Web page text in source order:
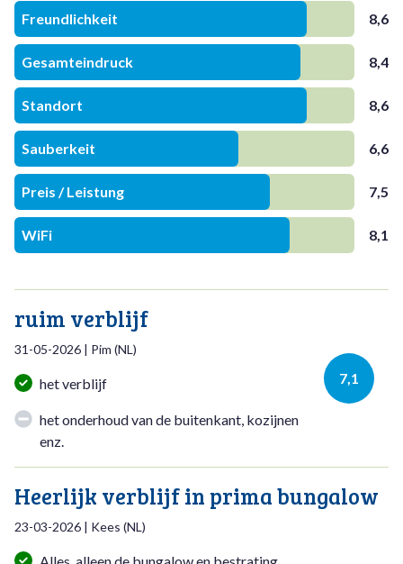
Freundlichkeit 8,6
Gesamteindruck 8,4
Standort 8,6
Sauberkeit 6,6
Preis / Leistung 7,5
WiFi 8,1
ruim verblijf
31-05-2026 | Pim (NL)
7,1
het verblijf
het onderhoud van de buitenkant, kozijnen
enz.
Heerlijk verblijf in prima bungalow
23-03-2026 | Kees (NL)